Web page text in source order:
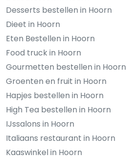
Desserts bestellen in Hoorn
Dieet in Hoorn
Eten Bestellen in Hoorn
Food truck in Hoorn
Gourmetten bestellen in Hoorn
Groenten en fruit in Hoorn
Hapjes bestellen in Hoorn
High Tea bestellen in Hoorn
IJssalons in Hoorn
Italiaans restaurant in Hoorn
Kaaswinkel in Hoorn